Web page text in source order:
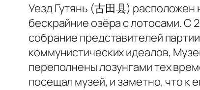
Уезд Гутянь (古田县)
бескрайние озёра с лотосами. С
собрание представителей
коммунистических идеалов,
переполнены лозунгами тех
посещал музей, и заметно, что к